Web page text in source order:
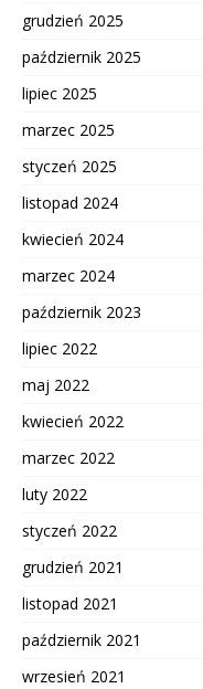
grudzień 2025
październik 2025
lipiec 2025
marzec 2025
styczeń 2025
listopad 2024
kwiecień 2024
marzec 2024
październik 2023
lipiec 2022
maj 2022
kwiecień 2022
marzec 2022
luty 2022
styczeń 2022
grudzień 2021
listopad 2021
październik 2021
wrzesień 2021